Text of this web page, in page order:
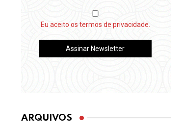
Eu aceito os termos de privacidade.
ARQUIVOS